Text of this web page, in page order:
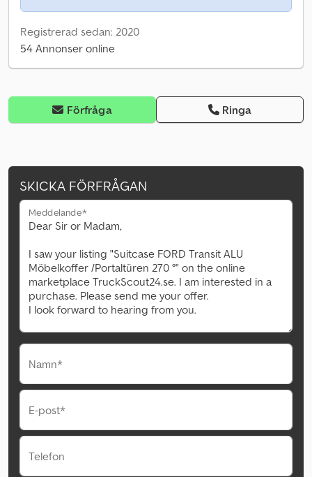
Registrerad sedan: 2020
54 Annonser online
Förfråga Ringa
SKICKA FÖRFRÅGAN
Meddelande*
Namn*
E-post*
Telefon